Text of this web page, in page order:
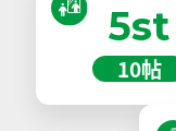
5st
10帖